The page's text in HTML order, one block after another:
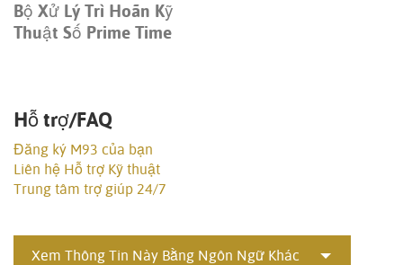
hỗ trợ
Ngôn ngữ/Khu vực
Bộ Xử Lý Trì Hoãn Kỹ
Thuật Số Prime Time
Hỗ trợ/FAQ
Đăng ký M93 của bạn
Liên hệ Hỗ trợ Kỹ thuật
Trung tâm trợ giúp 24/7
Xem Thông Tin Này Bằng Ngôn Ngữ Khác